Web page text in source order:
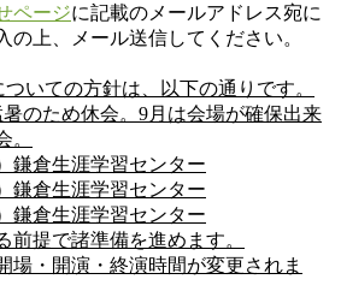
ページに記載のメールアドレス宛に
の上、メール送信してください。
いての方針は、以下の通りです。
暑のため休会。9月は会場が確保出来
。
鎌倉生涯学習センター
鎌倉生涯学習センター
鎌倉生涯学習センター
前提で諸準備を進めます。
場・開演・終演時間が変更されま